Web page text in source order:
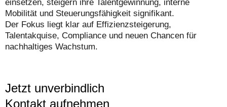
einsetzen, steigern ihre Talentgewinnung, interne
Mobilität und Steuerungsfähigkeit signifikant.
Der Fokus liegt klar auf Effizienzsteigerung,
Talentakquise, Compliance und neuen Chancen für
nachhaltiges Wachstum.
Jetzt unverbindlich
Kontakt aufnehmen